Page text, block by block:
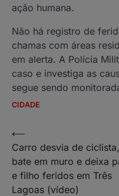
ação humana.
Não há registro de
chamas com áreas
em alerta. A Polícia
caso e investiga as
segue sendo
CIDADE
Navegação
de
Post
⟵
Carro desvia de ciclista,
bate em muro e deixa
e filho feridos em Três
Lagoas (vídeo)